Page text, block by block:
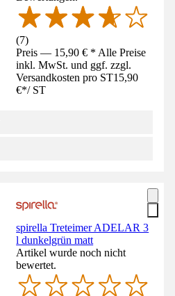
(7)
Preis — 15,90 € * Alle Preise
inkl. MwSt. und ggf. zzgl.
Versandkosten pro ST15,90
€*/ ST
spirella Treteimer ADELAR 3
l dunkelgrün matt
Artikel wurde noch nicht
bewertet.